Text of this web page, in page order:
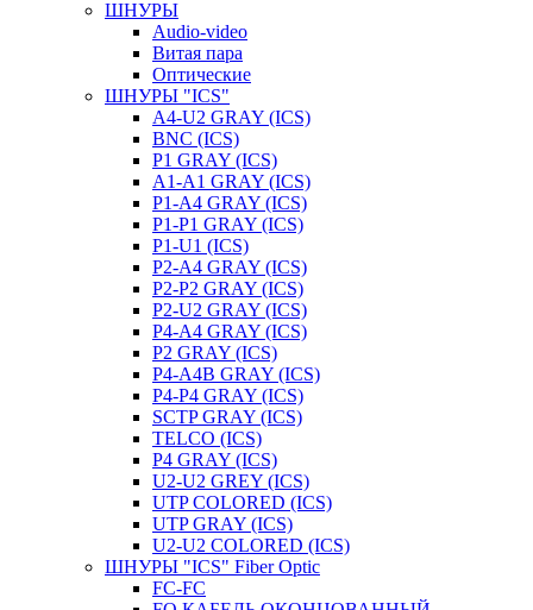
ШНУРЫ
Audio-video
Витая пара
Оптические
ШНУРЫ "ICS"
A4-U2 GRAY (ICS)
BNC (ICS)
P1 GRAY (ICS)
A1-A1 GRAY (ICS)
P1-A4 GRAY (ICS)
P1-P1 GRAY (ICS)
P1-U1 (ICS)
P2-A4 GRAY (ICS)
P2-P2 GRAY (ICS)
P2-U2 GRAY (ICS)
P4-A4 GRAY (ICS)
P2 GRAY (ICS)
P4-A4B GRAY (ICS)
P4-P4 GRAY (ICS)
SCTP GRAY (ICS)
TELCO (ICS)
P4 GRAY (ICS)
U2-U2 GREY (ICS)
UTP COLORED (ICS)
UTP GRAY (ICS)
U2-U2 COLORED (ICS)
ШНУРЫ "ICS" Fiber Optic
FC-FC